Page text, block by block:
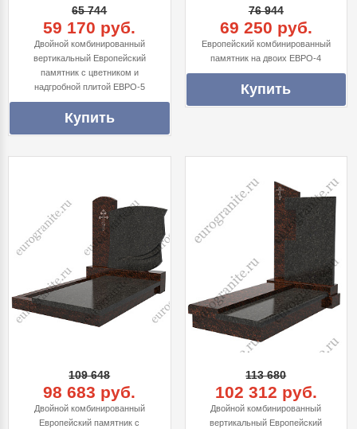
65 744
59 170 руб.
Двойной комбинированный
вертикальный Европейский
памятник с цветником и
надгробной плитой ЕВРО-5
76 944
69 250 руб.
Европейский комбинированный
памятник на двоих ЕВРО-4
109 648
98 683 руб.
Двойной комбинированный
Европейский памятник с
113 680
102 312 руб.
Двойной комбинированный
вертикальный Европейский